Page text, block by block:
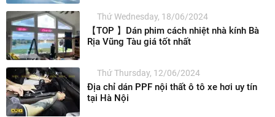
Thứ Wednesday, 18/06/2024
【TOP 】Dán phim cách nhiệt nhà kính Bà
Rịa Vũng Tàu giá tốt nhất
Thứ Thursday, 12/06/2024
Địa chỉ dán PPF nội thất ô tô xe hơi uy tín
tại Hà Nội